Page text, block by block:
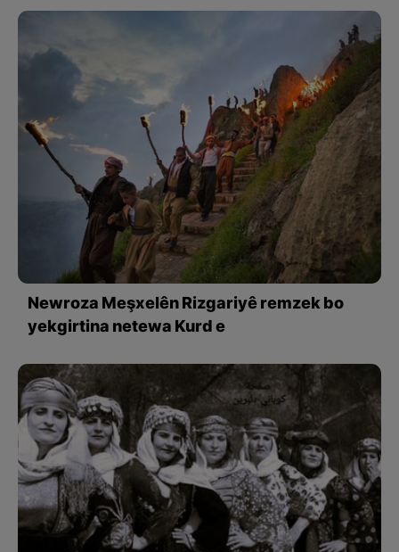
Newroza Meşxelên Rizgariyê remzek bo
yekgirtina netewa Kurd e